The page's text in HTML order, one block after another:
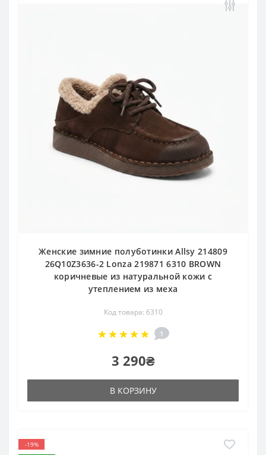
Женские зимние полуботинки Allsy 214809
26Q10Z3636-2 Lonza 219871 6310 BROWN
коричневые из натуральной кожи с
утеплением из меха
Код товара: 6310
1
3 290₴
В КОРЗИНУ
-19%